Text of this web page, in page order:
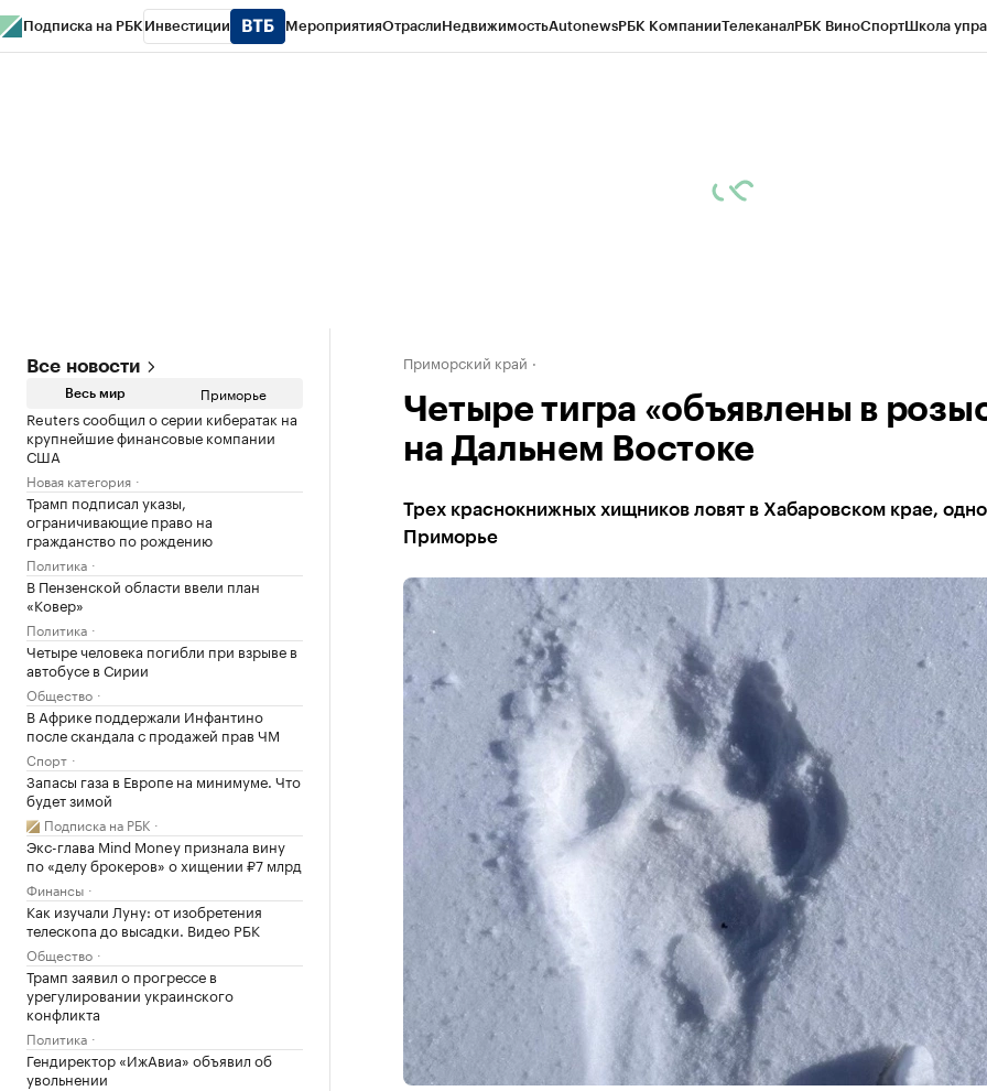
Подписка на РБК Инвестиции МероприятияОтраслиНедвижимостьAutonewsРБК КомпанииТелеканалРБК ВиноСпортШкола
Все новости
Весь мир Приморье
Reuters сообщил о серии кибератак на
крупнейшие финансовые компании
США
Новая категория
Трамп подписал указы,
ограничивающие право на
гражданство по рождению
Политика
В Пензенской области ввели план
«Ковер»
Политика
Четыре человека погибли при взрыве в
автобусе в Сирии
Общество
В Африке поддержали Инфантино
после скандала с продажей прав ЧМ
Спорт
Запасы газа в Европе на минимуме. Что
будет зимой
Подписка на РБК
Экс-глава Mind Money признала вину
по «делу брокеров» о хищении ₽7 млрд
Финансы
Как изучали Луну: от изобретения
телескопа до высадки. Видео РБК
Общество
Трамп заявил о прогрессе в
урегулировании украинского
конфликта
Политика
Гендиректор «ИжАвиа» объявил об
увольнении
Приморский край
Четыре тигра «объявлены в
на Дальнем Востоке
Трех краснокнижных хищников ловят в Хабаровском крае,
Приморье